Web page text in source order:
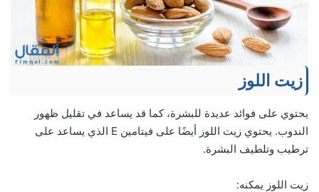
زيت اللوز
يحتوي على فوائد عديدة للبشرة، كما قد يساعد في تقليل ظهور
الندوب. يحتوي زيت اللوز أيضًا على فيتامين E الذي يساعد على
ترطيب وتلطيف البشرة.
زيت اللوز يمكنه: